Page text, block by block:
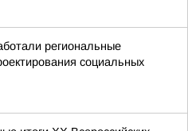
региональные
социальных